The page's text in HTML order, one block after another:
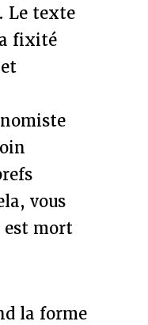
Le texte
fixité
vous
est mort
la forme